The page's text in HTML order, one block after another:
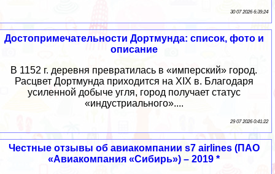
30 07 2026 6:39:24
Достопримечательности Дортмунда: список, фото и
описание
В 1152 г. деревня превратилась в «имперский» город.
Расцвет Дортмунда приходится на XIX в. Благодаря
усиленной добыче угля, город получает статус
«индустриального»....
29 07 2026 0:41:22
Честные отзывы об авиакомпании s7 airlines (ПАО
«Авиакомпания «Сибирь») – 2019 *